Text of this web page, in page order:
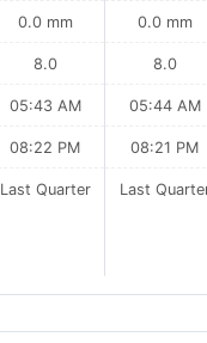
0.0 mm
8.0
05:43 AM
08:22 PM
Last Quarter
0.0 mm
8.0
05:44 AM
08:21 PM
Last